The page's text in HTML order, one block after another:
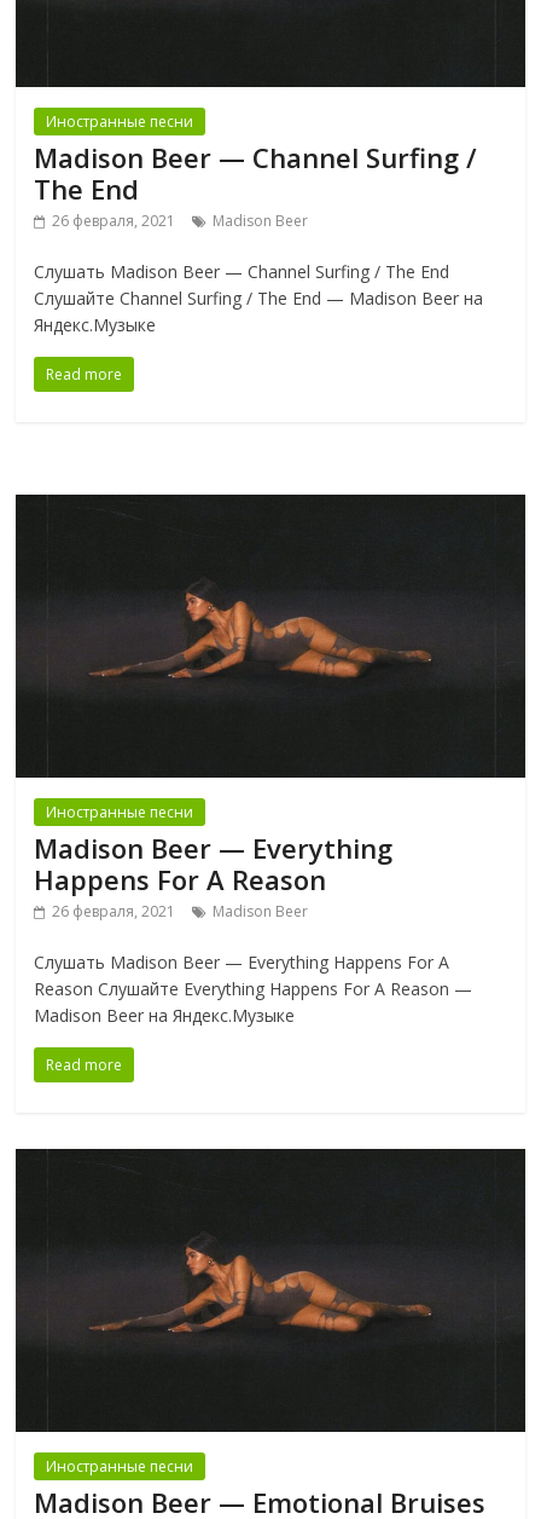
Иностранные песни
Madison Beer — Channel Surfing /
The End
26 февраля, 2021 Madison Beer
Слушать Madison Beer — Channel Surfing / The End
Слушайте Channel Surfing / The End — Madison Beer на
Яндекс.Музыке
Read more
Иностранные песни
Madison Beer — Everything
Happens For A Reason
26 февраля, 2021 Madison Beer
Слушать Madison Beer — Everything Happens For A
Reason Слушайте Everything Happens For A Reason —
Madison Beer на Яндекс.Музыке
Read more
Иностранные песни
Madison Beer — Emotional Bruises